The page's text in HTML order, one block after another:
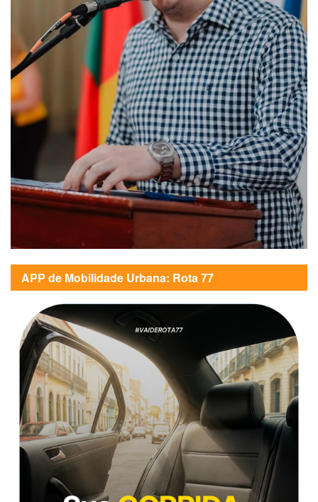
APP de Mobilidade Urbana: Rota 77